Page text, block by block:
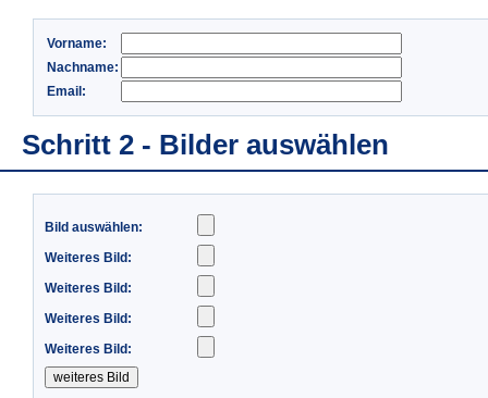
Vorname:
Nachname:
Email:
Schritt 2 - Bilder auswählen
Bild auswählen:
Weiteres Bild:
Weiteres Bild:
Weiteres Bild:
Weiteres Bild: